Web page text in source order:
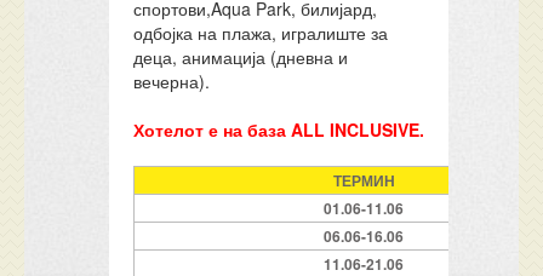
спортови,Aqua Park, билијард,
одбојка на плажа, игралиште за
деца, анимација (дневна и
вечерна).
Хотелот е на база ALL INCLUSIVE.
ТЕРМИН
01.06-11.06
06.06-16.06
11.06-21.06